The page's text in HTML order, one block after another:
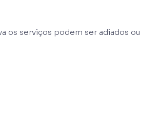
os serviços podem ser adiados ou